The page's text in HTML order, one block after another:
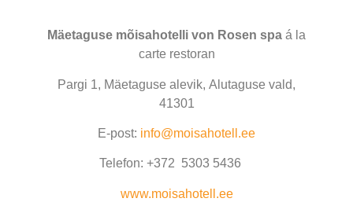
Mäetaguse mõisahotelli von Rosen spa á la
carte restoran
Pargi 1, Mäetaguse alevik, Alutaguse vald,
41301
E-post: info@moisahotell.ee
Telefon: +372 5303 5436
www.moisahotell.ee